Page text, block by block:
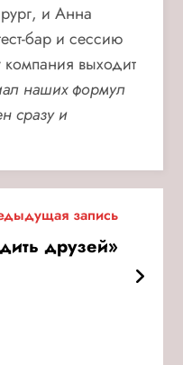
и Анна
бар и сессию
выходит
наших формул
сразу и
запись
друзей»